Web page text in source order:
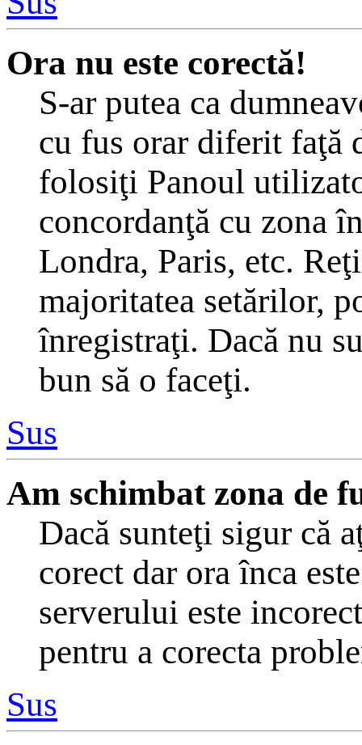
Ora nu este corectă!
S-ar putea ca
cu fus orar diferit faţă
folosiţi Panoul
concordanţă cu zona
Londra, Paris, etc.
majoritatea setărilor,
înregistraţi. Dacă nu
bun să o faceţi.
Sus
Am schimbat zona de
Dacă sunteţi sigur că
corect dar ora înca
serverului este
pentru a corecta
Sus